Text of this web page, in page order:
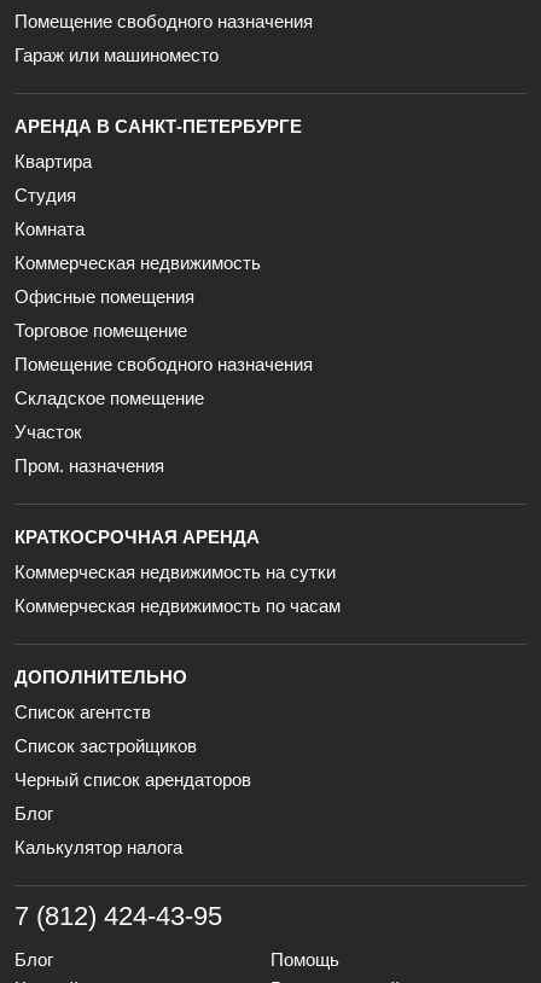
Помещение свободного назначения
Гараж или машиноместо
АРЕНДА В САНКТ-ПЕТЕРБУРГЕ
Квартира
Студия
Комната
Коммерческая недвижимость
Офисные помещения
Торговое помещение
Помещение свободного назначения
Складское помещение
Участок
Пром. назначения
КРАТКОСРОЧНАЯ АРЕНДА
Коммерческая недвижимость на сутки
Коммерческая недвижимость по часам
ДОПОЛНИТЕЛЬНО
Список агентств
Список застройщиков
Черный список арендаторов
Блог
Калькулятор налога
7 (812) 424-43-95
Блог
Помощь